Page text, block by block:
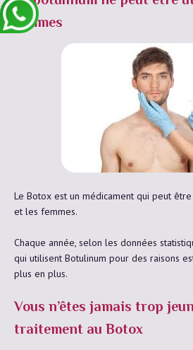
femmes
Le Botox est un médicament qui peut
et les femmes.
Chaque année, selon les données
qui utilisent Botulinum pour des raisons
plus en plus.
Vous n’êtes jamais trop
traitement au Botox